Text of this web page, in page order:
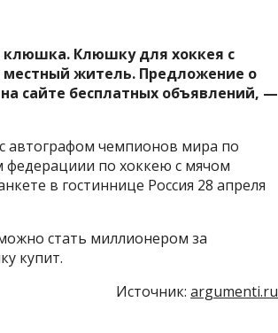
клюшка. Клюшку для хоккея с
житель. Предложение о
сайте бесплатных объявлений, —
автографом чемпионов мира по
федеpaциии по хоккею с мячoм
в гоcтинницe Poccия 28 апреля
стать миллионером за
купит.
Источник: argumenti.ru